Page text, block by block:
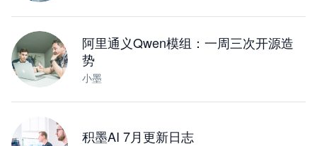
阿里通义Qwen模组：一周三次开源造
势
小墨
积墨AI 7月更新日志